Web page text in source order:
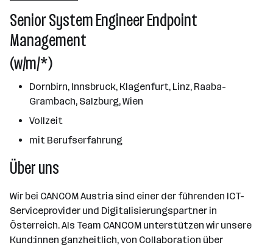
501 - 2500 Mitarbeiter*innen
Wien
Senior System Engineer Endpoint
Management
(w/m/*)
Dornbirn, Innsbruck, Klagenfurt, Linz, Raaba-
Grambach, Salzburg, Wien
Vollzeit
mit Berufserfahrung
Über uns
Wir bei CANCOM Austria sind einer der führenden ICT-
Serviceprovider und Digitalisierungspartner in
Österreich. Als Team CANCOM unterstützen wir unsere
Kund:innen ganzheitlich, von Collaboration über